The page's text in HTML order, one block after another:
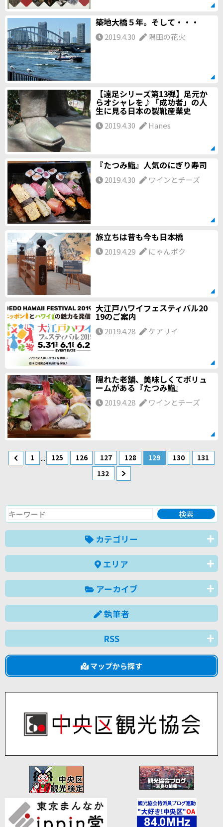
築地大橋５年。そして・・・
2019.4.30 隅田の花火
【遠足シリーズ第13弾】足元か
らオシャレを♪「成功者」の人
生に見る日本の製靴産業史
2019.4.30 Hanes
『たつみ鮨』人気のにぎり寿司
2019.4.30 ワインとチーズ
旅立ちは昔も今も日本橋
2019.4.29 にゃんボク
大江戸ハワイフェスティバル20
19のご案内
2019.4.28 ケアリイ
隠れた老舗、美味しくてボリュ
ームがある『たつみ鮨』
2019.4.28 ワインとチーズ
1 ... 125 126 127 128 129 130
131
132
カテゴリー
エリア
アーカイブ
執筆者
RSS
マップから探す